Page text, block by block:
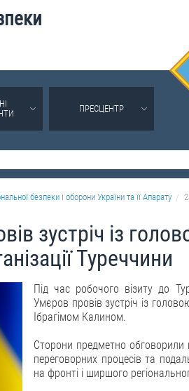
ПРЕСЦЕНТР
безпеки і оборони України та її Апарату
зустріч із
Туреччини
Під час робочого візиту до
Умєров провів зустріч із
Ібрагімом Калином.
Сторони предметно обговорили
переговорних процесів та
на фронті і ширшого